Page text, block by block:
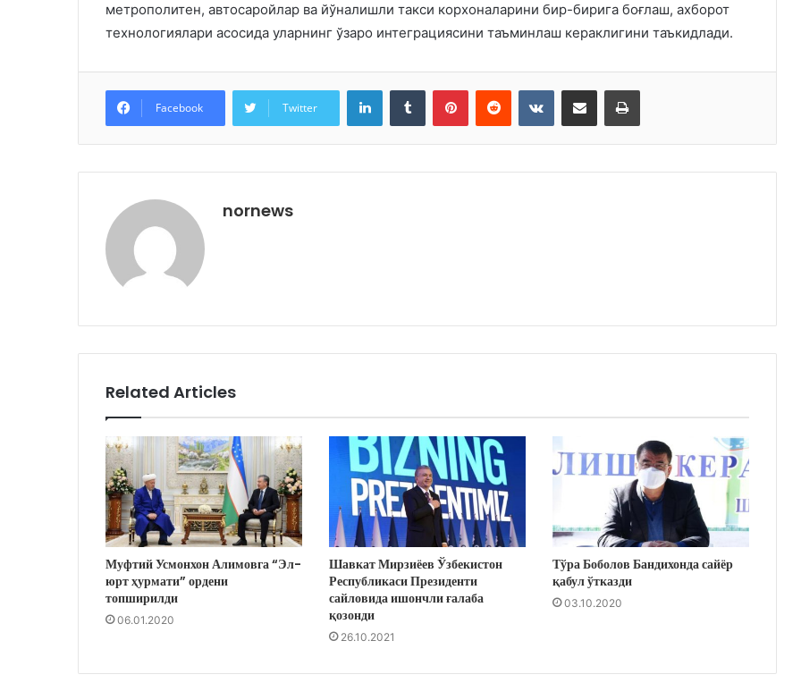
метрополитен, автосаройлар ва йўналишли такси корхоналарини бир-бирига боғлаш, ахборот
технологиялари асосида уларнинг ўзаро интеграциясини таъминлаш кераклигини таъкидлади.
Facebook Twitter
LinkedInTumblr PinterestReddit VKontakteShare via Email Print
nornews
Related Articles
Муфтий Усмонхон Алимовга “Эл-
юрт ҳурмати” ордени
топширилди
06.01.2020
Шавкат Мирзиёев Ўзбекистон
Республикаси Президенти
сайловида ишончли ғалаба
қозонди
26.10.2021
Тўра Боболов Бандихонда сайёр
қабул ўтказди
03.10.2020